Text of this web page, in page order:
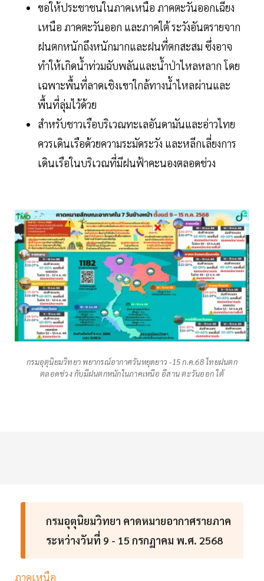
ขอให้ประชาชนในภาคเหนือ ภาคตะวันออกเฉียง
เหนือ ภาคตะวันออก และภาคใต้ ระวังอันตรายจาก
ฝนตกหนักถึงหนักมากและฝนที่ตกสะสม ซึ่งอาจ
ทำให้เกิดน้ำท่วมฉับพลันและน้ำป่าไหลหลาก โดย
เฉพาะพื้นที่ลาดเชิงเขาใกล้ทางน้ำไหลผ่านและ
พื้นที่ลุ่มไว้ด้วย
สำหรับชาวเรือบริเวณทะเลอันดามันและอ่าวไทย
ควรเดินเรือด้วยความระมัดระวัง และหลีกเลี่ยงการ
เดินเรือในบริเวณที่มีฝนฟ้าคะนองตลอดช่วง
กรมอุตุนิยมวิทยา พยากรณ์อากาศวันหยุดยาว -15 ก.ค.68 ไทยฝนตก
ตลอดช่วง กับมีฝนตกหนักในภาคเหนือ อีสาน ตะวันออก ใต้
กรมอุตุนิยมวิทยา คาดหมายอากาศรายภาค
ระหว่างวันที่ 9 - 15 กรกฏาคม พ.ศ. 2568
ภาคเหนือ